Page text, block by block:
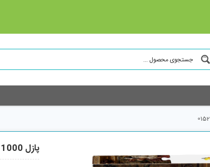
پازل 1000 تکه اسلايس پازل مدل روزهای خوش کد 01524